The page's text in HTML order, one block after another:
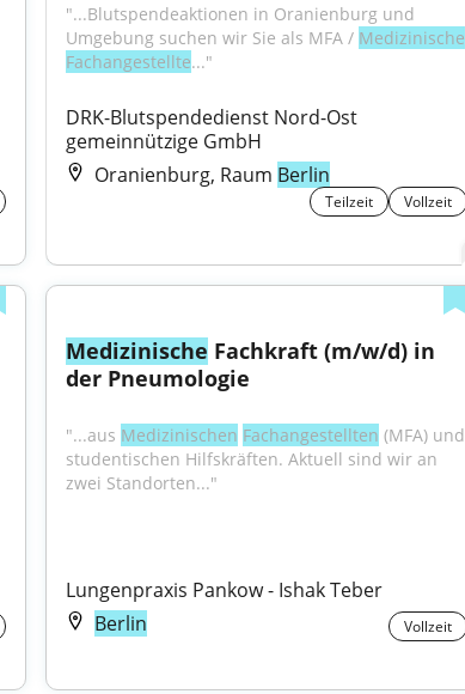
"...Blutspendeaktionen in Oranienburg und
Umgebung suchen wir Sie als MFA / Medizinische
Fachangestellte..."
DRK-Blutspendedienst Nord-Ost
gemeinnützige GmbH
Oranienburg, Raum Berlin
Teilzeit Vollzeit
Medizinische Fachkraft (m/w/d) in
der Pneumologie
"...aus Medizinischen Fachangestellten (MFA) und
studentischen Hilfskräften. Aktuell sind wir an
zwei Standorten..."
Lungenpraxis Pankow - Ishak Teber
Berlin
Vollzeit